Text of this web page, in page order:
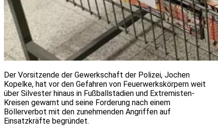
Der Vorsitzende der Gewerkschaft der Polizei, Jochen
Kopelke, hat vor den Gefahren von Feuerwerkskörpern weit
über Silvester hinaus in Fußballstadien und Extremisten-
Kreisen gewarnt und seine Forderung nach einem
Böllerverbot mit den zunehmenden Angriffen auf
Einsatzkräfte begründet.